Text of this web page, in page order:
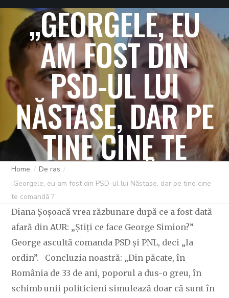
„GEORGELE, EU
AM FOST DIN
PSD-UL LUI
NĂSTASE, DAR PE
TINE CINE TE
COMANDĂ ?”
C OVIDIU 11 IULIE 2023 251 LIKES
Home
De ras
„Georgele, eu am fost din PSD-ul lui Năstase, dar pe tine cine
te comandă ?”
Diana Șoșoacă vrea răzbunare după ce a fost dată
afară din AUR: „Știți ce face George Simion?”
George ascultă comanda PSD și PNL, deci „la
ordin”. Concluzia noastră: „Din păcate, în
România de 33 de ani, poporul a dus-o greu, în
schimb unii politicieni simulează doar că sunt în